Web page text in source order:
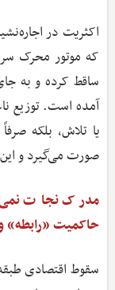
اکثریت در
که موتور محرک
ساقط کرده و به
آمده است. توزیع
یا تلاش، بلکه
صورت می‌گیرد و
مدرک نجات
حاکمیت «رابطه»
سقوط اقتصادی